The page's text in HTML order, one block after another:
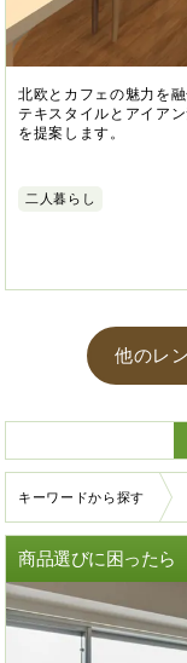
北欧とカフェの魅力を
テキスタイルとアイア
を提案します。
二人暮らし
他のレ
キーワードから探す
商品選びに困ったら